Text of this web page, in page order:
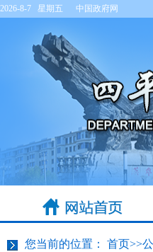
2026-8-7 星期五 中国政府网
您当前的位置： 首页>>